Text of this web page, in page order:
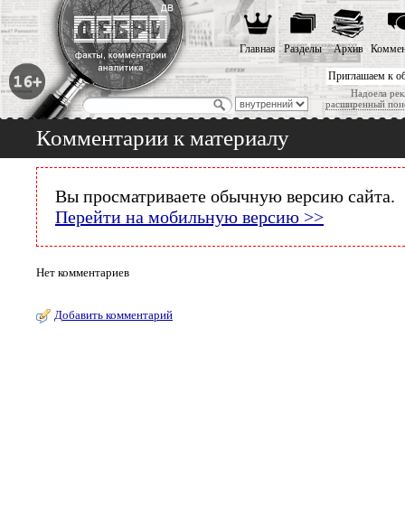
Приглашаем к
Надоела
расширенный
Главная Разделы Архив
Комментарии к материалу
Вы просматриваете обычную версию сайта.
Перейти на мобильную версию >>
Нет комментариев
Добавить комментарий